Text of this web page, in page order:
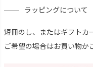
ラッピングについて
短冊のし、またはギフトカ
ご希望の場合はお買い物か